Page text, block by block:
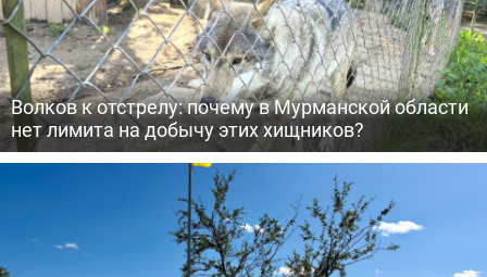
Волков к отстрелу: почему в Мурманской области
нет лимита на добычу этих хищников?